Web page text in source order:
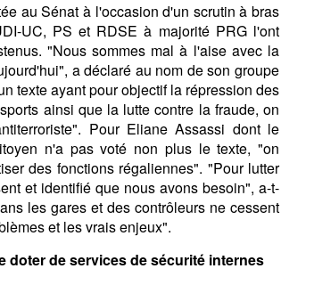
au Sénat à l'occasion d'un scrutin à bras
UC, PS et RDSE à majorité PRG l'ont
"Nous sommes mal à l'aise avec la
a déclaré au nom de son groupe
texte ayant pour objectif la répression des
ainsi que la lutte contre la fraude, on
Pour Eliane Assassi dont le
n'a pas voté non plus le texte, "on
des fonctions régaliennes". "Pour lutter
et identifié que nous avons besoin", a-t-
les gares et des contrôleurs ne cessent
et les vrais enjeux".
de services de sécurité internes